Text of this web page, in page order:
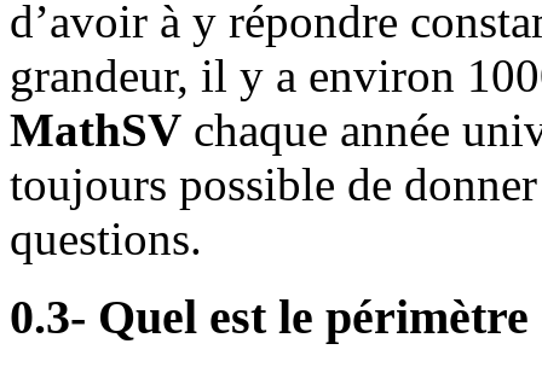
d’avoir à y répondre
grandeur, il y a environ
MathSV chaque année
toujours possible de
questions.
0.3- Quel est le